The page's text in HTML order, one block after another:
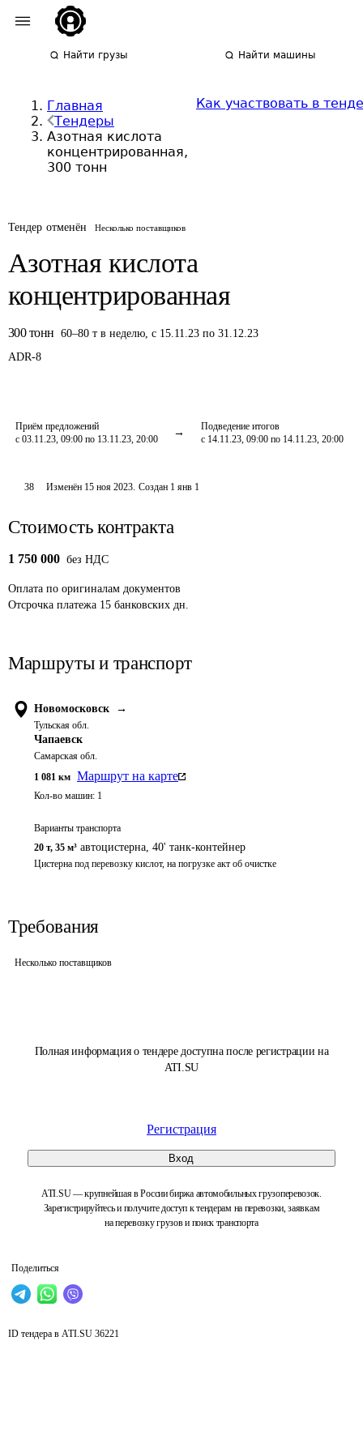
Найти грузы Найти машины
Главная
Тендеры
Азотная кислота
концентрированная,
300 тонн
Как участвовать в
Тендер отменён Несколько поставщиков
Азотная кислота
концентрированная
300 тонн 60–80 т в неделю, с 15.11.23 по 31.12.23
ADR-8
Приём предложений
с 03.11.23, 09:00 по 13.11.23, 20:00
Подведение итогов
с 14.11.23, 09:00 по 14.11.23, 20:00
Полная информация о тендере доступна после регистрации на
ATI.SU
Регистрация
Вход
ATI.SU — крупнейшая в России биржа автомобильных грузоперевозок.
Зарегистрируйтесь и получите доступ к тендерам на перевозки, заявкам
на перевозку грузов и поиск транспорта
Поделиться
38 Изменён 15 ноя 2023. Создан 1 янв 1
Стоимость контракта
1 750 000 без НДС
Оплата по оригиналам документов
Отсрочка платежа 15 банковских дн.
Маршруты и транспорт
Новомосковск →
Тульская обл.
Чапаевск
Самарская обл.
1 081 км Маршрут на карте
Кол-во машин: 1
Варианты транспорта
20 т, 35 м³ автоцистерна, 40' танк-контейнер
Цистерна под перевозку кислот, на погрузке акт об очистке
Требования
Несколько поставщиков
ID тендера в ATI.SU 36221